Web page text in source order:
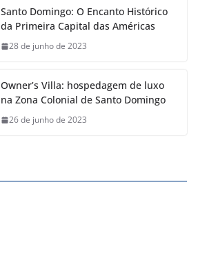
Santo Domingo: O Encanto Histórico
da Primeira Capital das Américas
28 de junho de 2023
Owner’s Villa: hospedagem de luxo
na Zona Colonial de Santo Domingo
26 de junho de 2023